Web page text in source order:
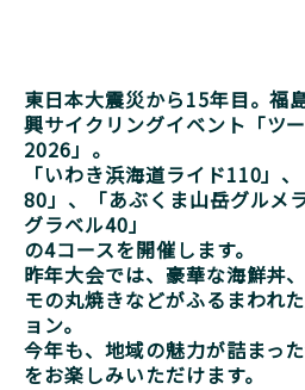
東日本大震災から15年目。福
興サイクリングイベント「ツ
2026」。
「いわき浜海道ライド110」
80」、「あぶくま山岳グルメ
グラベル40」
の4コースを開催します。
昨年大会では、豪華な海鮮丼
モの丸焼きなどがふるまわれ
ョン。
今年も、地域の魅力が詰まっ
をお楽しみいただけます。